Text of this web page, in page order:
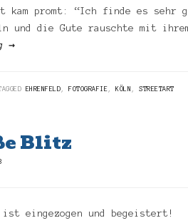
kam promt: “Ich finde es
und die Gute rauschte mit
→
EHRENFELD , FOTOGRAFIE , KÖLN ,STREETART
Blitz
eingezogen und begeistert!